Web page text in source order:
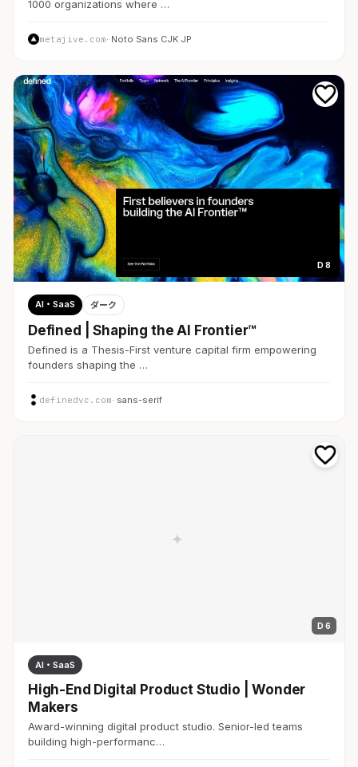
1000 organizations where …
metajive.com· Noto Sans CJK JP
D 8
AI・SaaS ダーク
Defined | Shaping the AI Frontier™
Defined is a Thesis-First venture capital firm empowering
founders shaping the …
definedvc.com· sans-serif
D 6
AI・SaaS
High-End Digital Product Studio | Wonder
Makers
Award-winning digital product studio. Senior-led teams
building high-performanc…